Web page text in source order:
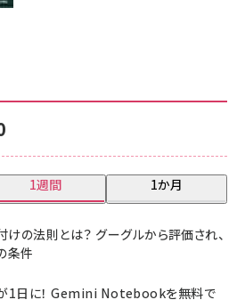
1週間 1か月
けの法則とは？ グーグルから評価され、
条件
1日に！ Gemini Notebookを無料で